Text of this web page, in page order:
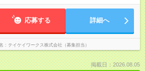
応募する 詳細へ
テイケイワークス株式会社（募集担当）
掲載日：2026.08.05